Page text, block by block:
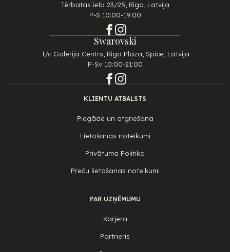
Tērbatas iela 23/25, Rīga, Latvija
P-S 10:00-19:00
Swarovski
T/c Galerija Centrs, Riga Plaza, Spice, Latvija
P-Sv 10:00-21:00
KLIENTU ATBALSTS
Piegāde un atgriešana
Lietošanas noteikumi
Privātuma Politika
Preču lietošanas noteikumi
PAR UZŅĒMUMU
Karjera
Partneris